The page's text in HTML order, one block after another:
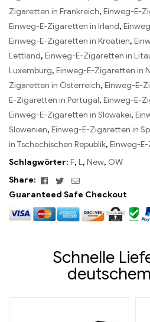
Zigaretten in Frankreich, Einweg-E-
Einweg-E-Zigaretten in Irland,
Einweg-E-Zigaretten in Kroatien,
Lettland, Einweg-E-Zigaretten in
Luxemburg, Einweg-E-Zigaretten in
Zigaretten in Österreich, Einweg-E-
E-Zigaretten in Portugal, Einweg-E-
Einweg-E-Zigaretten in Slowakei,
Slowenien, Einweg-E-Zigaretten in
in Tschechischen Republik, Einweg-
Schlagwörter: F, L, New, OW
Share:
Facebook
TwitterEmail
Guaranteed Safe Checkout
Schnelle